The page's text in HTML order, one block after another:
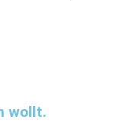
wollt.